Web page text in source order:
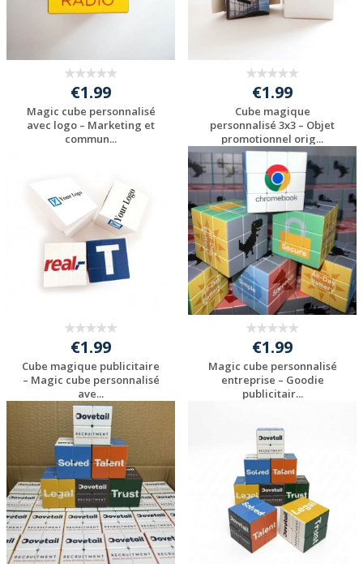
€1.99
Magic cube personnalisé
avec logo – Marketing et
commun...
€1.99
Cube magique
personnalisé 3x3 – Objet
promotionnel orig...
Personnaliser avec
votre logo
€1.99
Cube magique publicitaire
– Magic cube personnalisé
ave...
Personnaliser avec
votre logo
€1.99
Magic cube personnalisé
entreprise – Goodie
publicitair...
votre logo